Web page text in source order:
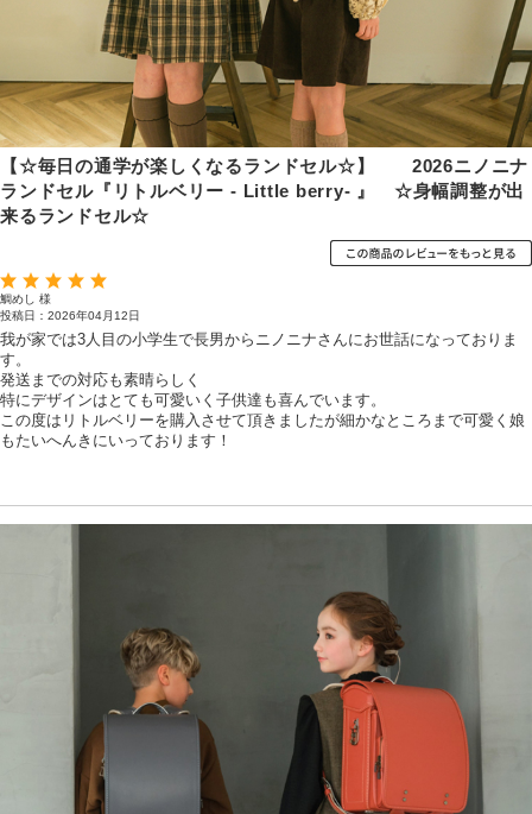
【☆毎日の通学が楽しくなるランドセル☆】 2026ニノニナ
ランドセル『リトルベリー - Little berry- 』 ☆身幅調整が出
来るランドセル☆
鯛めし 様
投稿日：2026年04月12日
我が家では3人目の小学生で長男からニノニナさんにお世話になっておりま
す。
発送までの対応も素晴らしく
特にデザインはとても可愛いく子供達も喜んでいます。
この度はリトルベリーを購入させて頂きましたが細かなところまで可愛く娘
もたいへんきにいっております！